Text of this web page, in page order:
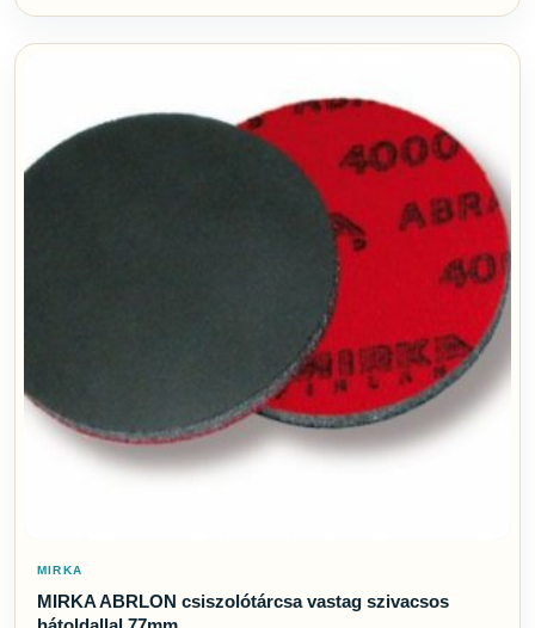
MIRKA
MIRKA ABRLON csiszolótárcsa vastag szivacsos